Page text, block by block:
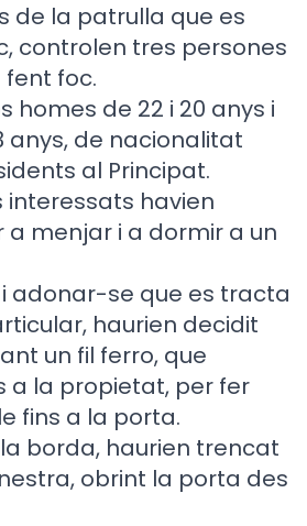
de la patrulla que es
controlen tres persones
foc.
homes de 22 i 20 anys i
anys, de nacionalitat
al Principat.
interessats havien
menjar i a dormir a un
adonar-se que es tracta
haurien decidit
un fil ferro, que
a la propietat, per fer
fins a la porta.
borda, haurien trencat
obrint la porta des